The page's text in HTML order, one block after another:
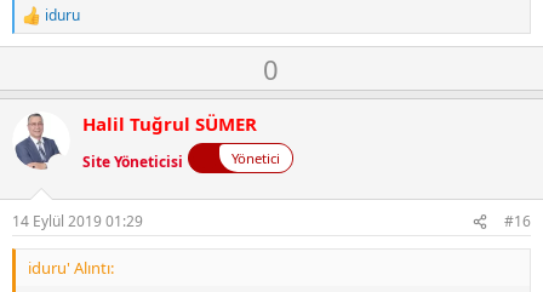
T
e
i
e
r
iduru
O
y
l
a
0
o
o
t
e
Halil Tuğrul SÜMER
Site Yöneticisi Yönetici
14 Eylül 2019 01:29 #16
iduru' Alıntı: